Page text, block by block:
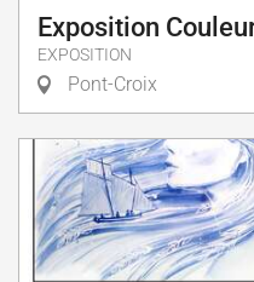
Exposition
EXPOSITION
Pont-Croix